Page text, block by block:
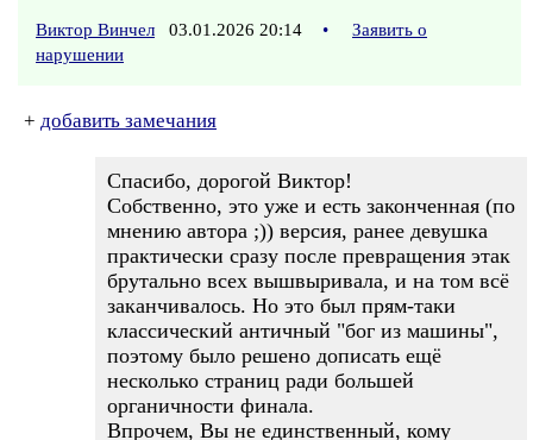
Виктор Винчел 03.01.2026 20:14 •
Заявить о
нарушении
+ добавить замечания
Спасибо, дорогой Виктор!
Собственно, это уже и есть законченная (по
мнению автора ;)) версия, ранее девушка
практически сразу после превращения этак
брутально всех вышвыривала, и на том всё
заканчивалось. Но это был прям-таки
классический античный "бог из машины",
поэтому было решено дописать ещё
несколько страниц ради большей
органичности финала.
Впрочем, Вы не единственный, кому